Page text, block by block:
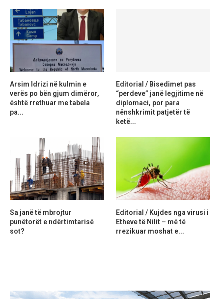
Arsim Idrizi në kulmin e
verës po bën gjum dimëror,
është rrethuar me tabela
pa...
Editorial / Bisedimet pas
“perdeve” janë legjitime në
diplomaci, por para
nënshkrimit patjetër të
ketë...
Sa janë të mbrojtur
punëtorët e ndërtimtarisë
sot?
Editorial / Kujdes nga virusi i
Etheve të Nilit – më të
rrezikuar moshat e...